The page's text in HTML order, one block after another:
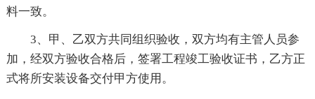
料一致。
3、甲、乙双方共同组织验收，双方均有主管人员参
加，经双方验收合格后，签署工程竣工验收证书，乙方正
式将所安装设备交付甲方使用。